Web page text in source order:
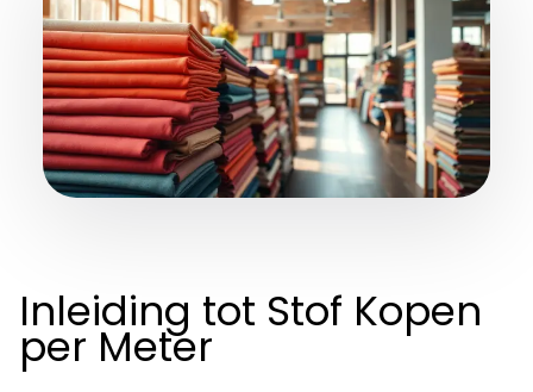
Inleiding tot Stof Kopen
per Meter